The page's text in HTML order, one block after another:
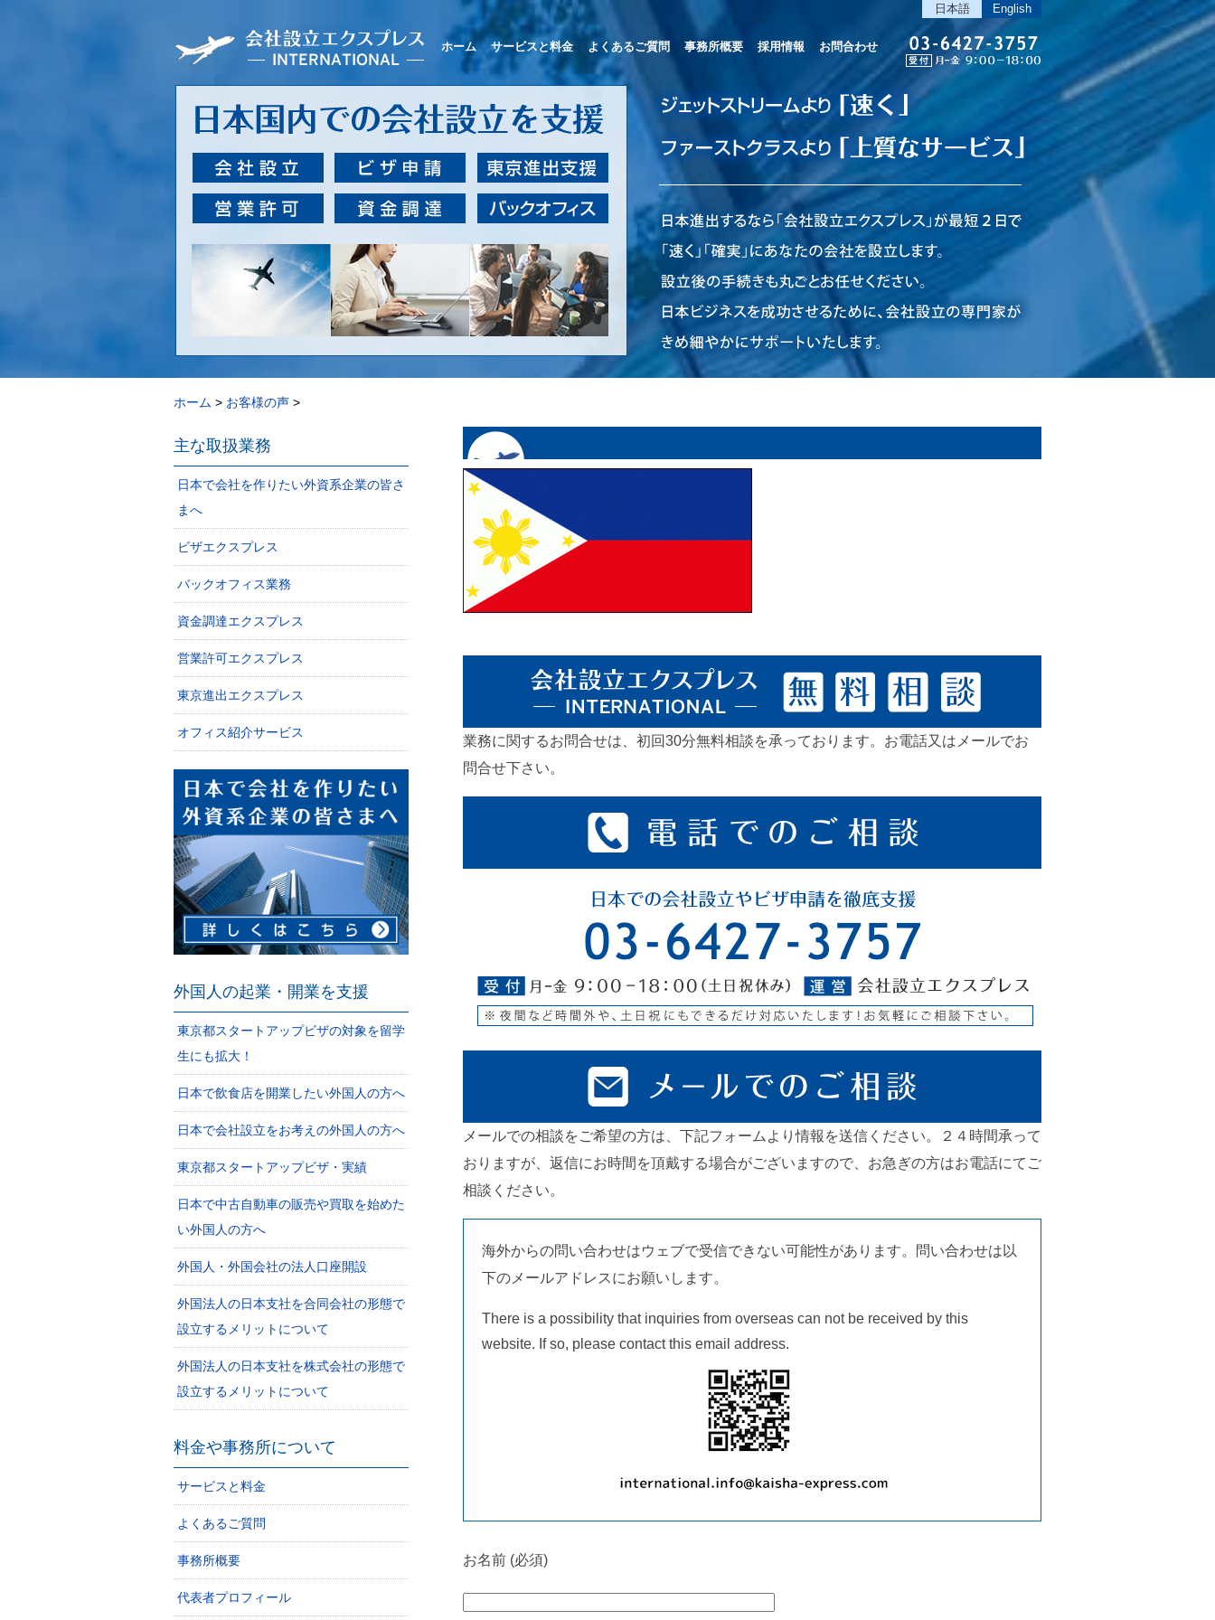
English
日本語
ホーム サービスと料金 よくあるご質問 事務所概要 採用情報 お問合わせ
ホーム > お客様の声 >
業務に関するお問合せは、初回30分無料相談を承っております。お電話又はメールでお
問合せ下さい。
メールでの相談をご希望の方は、下記フォームより情報を送信ください。２４時間承って
おりますが、返信にお時間を頂戴する場合がございますので、お急ぎの方はお電話にてご
相談ください。
海外からの問い合わせはウェブで受信できない可能性があります。問い合わせは以
下のメールアドレスにお願いします。
There is a possibility that inquiries from overseas can not be received by this
website. If so, please contact this email address.
お名前 (必須)
主な取扱業務
日本で会社を作りたい外資系企業の皆さ
まへ
ビザエクスプレス
バックオフィス業務
資金調達エクスプレス
営業許可エクスプレス
東京進出エクスプレス
オフィス紹介サービス
外国人の起業・開業を支援
東京都スタートアップビザの対象を留学
生にも拡大！
日本で飲食店を開業したい外国人の方へ
日本で会社設立をお考えの外国人の方へ
東京都スタートアップビザ・実績
日本で中古自動車の販売や買取を始めた
い外国人の方へ
外国人・外国会社の法人口座開設
外国法人の日本支社を合同会社の形態で
設立するメリットについて
外国法人の日本支社を株式会社の形態で
設立するメリットについて
料金や事務所について
サービスと料金
よくあるご質問
事務所概要
代表者プロフィール